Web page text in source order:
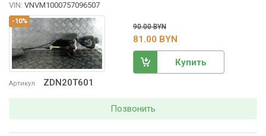
-10%
Артикул ZDN20T601
VIN: VNVM1000757096507
90.00 BYN
81.00 BYN
Купить
Позвонить